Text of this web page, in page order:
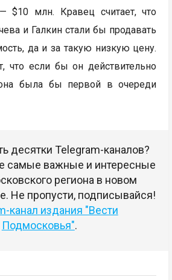
$10 млн. Кравец считает, что
и Галкин стали бы продавать
да и за такую низкую цену.
что если бы он действительно
была бы первой в очереди
десятки Telegram-каналов?
самые важные и интересные
региона в новом
Не пропусти, подписывайся!
канал издания "Вести
Подмосковья".